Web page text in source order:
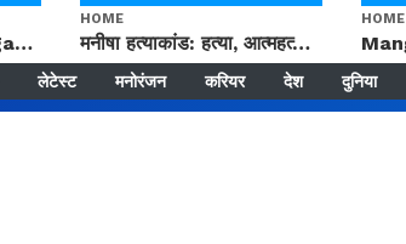
हम सनातनी..." सांसद kangana Ranaut से क्या बोली लड़की? Viral Jantar-Mantar | CJP protest
HOME
मनीषा हत्याकांड: हत्या, आत्महत्या या कोई बड़ा राज? | Full Story | Josh Haryana
HOME
लेटेस्ट मनोरंजन करियर देश दुनिया